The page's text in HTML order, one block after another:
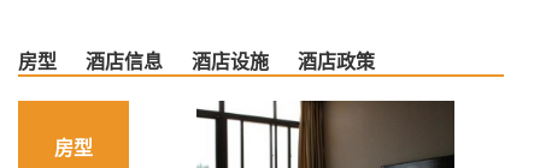
房型 酒店信息 酒店设施 酒店政策
房型